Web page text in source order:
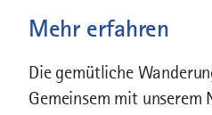
Mehr erfahren
Die gemütliche
Gemeinsem mit